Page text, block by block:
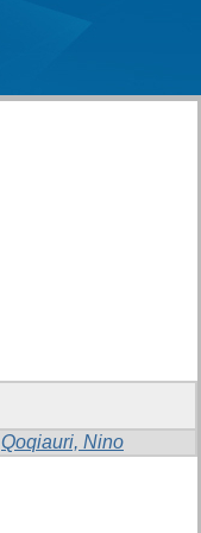
Qoqiauri, Nino